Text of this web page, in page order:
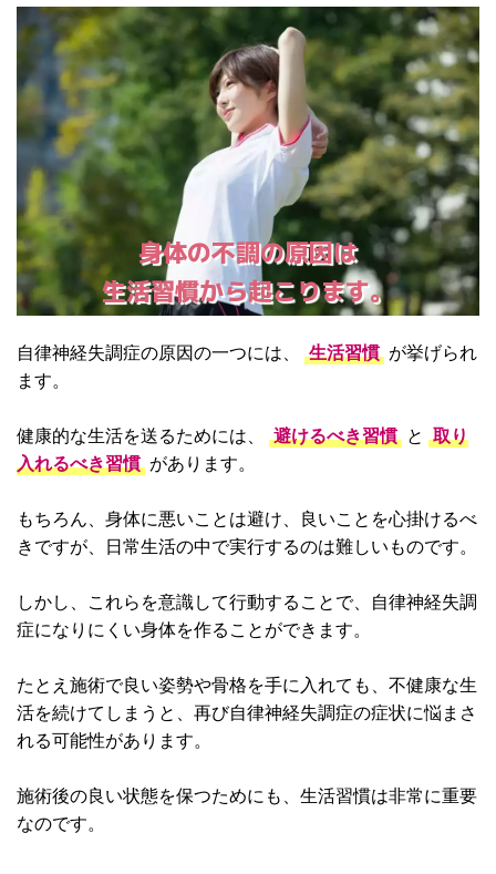
身体の不調の原因は
生活習慣から起こります。
自律神経失調症の原因の一つには、 生活習慣 が挙げられ
ます。
健康的な生活を送るためには、 避けるべき習慣 と 取り
入れるべき習慣 があります。
もちろん、身体に悪いことは避け、良いことを心掛けるべ
きですが、日常生活の中で実行するのは難しいものです。
しかし、これらを意識して行動することで、自律神経失調
症になりにくい身体を作ることができます。
たとえ施術で良い姿勢や骨格を手に入れても、不健康な生
活を続けてしまうと、再び自律神経失調症の症状に悩まさ
れる可能性があります。
施術後の良い状態を保つためにも、生活習慣は非常に重要
なのです。